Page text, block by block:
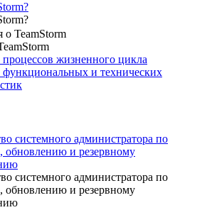
TeamStorm
жизненного цикла
и технических
системного администратора по
обновлению и резервному
системного администратора по
обновлению и резервному